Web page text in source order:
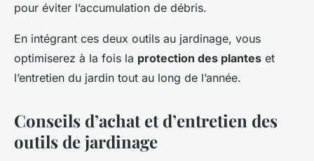
pour éviter l’accumulation de débris.
En intégrant ces deux outils au jardinage, vous
optimiserez à la fois la protection des plantes et
l’entretien du jardin tout au long de l’année.
Conseils d’achat et d’entretien des
outils de jardinage